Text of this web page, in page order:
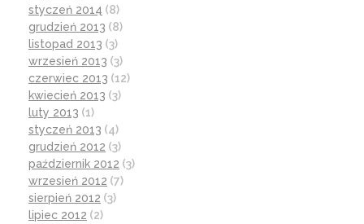
styczeń 2014 (8)
grudzień 2013 (8)
listopad 2013 (3)
wrzesień 2013 (3)
czerwiec 2013 (12)
kwiecień 2013 (3)
luty 2013 (1)
styczeń 2013 (4)
grudzień 2012 (3)
październik 2012 (3)
wrzesień 2012 (7)
sierpień 2012 (3)
lipiec 2012 (2)